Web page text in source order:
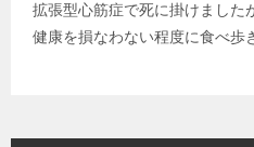
拡張型心筋症で死に掛けました
健康を損なわない程度に食べ歩